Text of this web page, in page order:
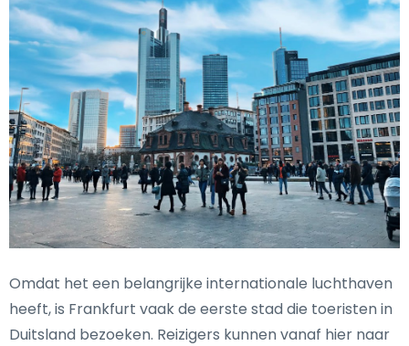
Omdat het een belangrijke internationale luchthaven
heeft, is Frankfurt vaak de eerste stad die toeristen in
Duitsland bezoeken. Reizigers kunnen vanaf hier naar